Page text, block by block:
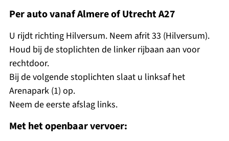
Per auto vanaf Almere of Utrecht A27
U rijdt richting Hilversum. Neem afrit 33 (Hilversum).
Houd bij de stoplichten de linker rijbaan aan voor
rechtdoor.
Bij de volgende stoplichten slaat u linksaf het
Arenapark (1) op.
Neem de eerste afslag links.
Met het openbaar vervoer: